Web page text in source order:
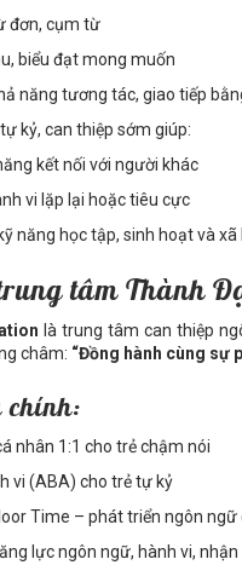
đơn, cụm từ
biểu đạt mong muốn
năng tương tác, giao tiếp
kỷ, can thiệp sớm giúp:
kết nối với người khác
vi lặp lại hoặc tiêu cực
năng học tập, sinh hoạt và xã
tâm Thành
là trung tâm can thiệp
châm: “Đồng hành cùng sự
chính:
nhân 1:1 cho trẻ chậm nói
vi (ABA) cho trẻ tự kỷ
Time – phát triển ngôn ngữ
lực ngôn ngữ, hành vi,